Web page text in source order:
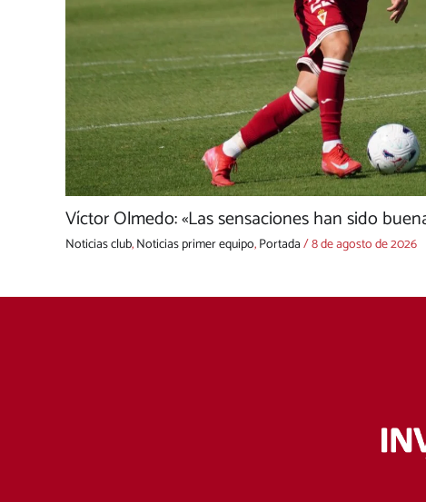
Víctor Olmedo: «Las sensaciones han sido
Noticias club,Noticias primer equipo,Portada/8 de agosto de 2026